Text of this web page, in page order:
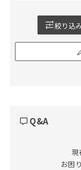
絞り込
Q&A
現
お困